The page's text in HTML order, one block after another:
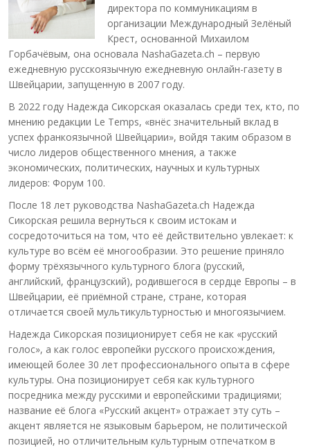
директора по коммуникациям в
организации Международный Зелёный
Крест, основанной Михаилом
Горбачёвым, она основала NashaGazeta.ch – первую
ежедневную русскоязычную ежедневную онлайн-газету в
Швейцарии, запущенную в 2007 году.
В 2022 году Надежда Сикорская оказалась среди тех, кто, по
мнению редакции Le Temps, «внёс значительный вклад в
успех франкоязычной Швейцарии», войдя таким образом в
число лидеров общественного мнения, а также
экономических, политических, научных и культурных
лидеров: Форум 100.
После 18 лет руководства NashaGazeta.ch Надежда
Сикорская решила вернуться к своим истокам и
сосредоточиться на том, что её действительно увлекает: к
культуре во всём её многообразии. Это решение приняло
форму трёхязычного культурного блога (русский,
английский, французский), родившегося в сердце Европы – в
Швейцарии, её приёмной стране, стране, которая
отличается своей мультикультурностью и многоязычием.
Надежда Сикорская позиционирует себя не как «русский
голос», а как голос европейки русского происхождения,
имеющей более 30 лет профессионального опыта в сфере
культуры. Она позиционирует себя как культурного
посредника между русскими и европейскими традициями;
название её блога «Русский акцент» отражает эту суть –
акцент является не языковым барьером, не политической
позицией, но отличительным культурным отпечатком в